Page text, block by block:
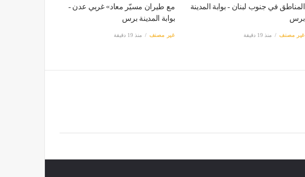
المناطق في جنوب لبنان - بوابة المدينة
برس
غير مصنف منذ 19 دقيقة
مع طيران مسيّر معاد» غربي عدن -
بوابة المدينة برس
غير مصنف منذ 19 دقيقة